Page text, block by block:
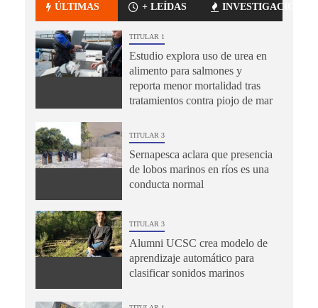
ÚLTIMAS + LEÍDAS INVESTIGACIÓN
TITULAR 1
Estudio explora uso de urea en
alimento para salmones y
reporta menor mortalidad tras
tratamientos contra piojo de mar
TITULAR 3
Sernapesca aclara que presencia
de lobos marinos en ríos es una
conducta normal
TITULAR 3
Alumni UCSC crea modelo de
aprendizaje automático para
clasificar sonidos marinos